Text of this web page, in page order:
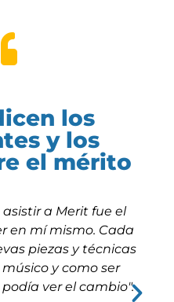
los
y los
el mérito
a Merit fue el
en mí mismo. Cada
piezas y técnicas
y como ser
ver el cambio".